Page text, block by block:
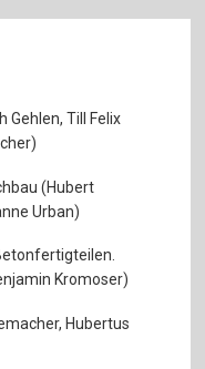
Gehlen, Till Felix
(Hubert
Urban)
Kromoser)
Hubertus